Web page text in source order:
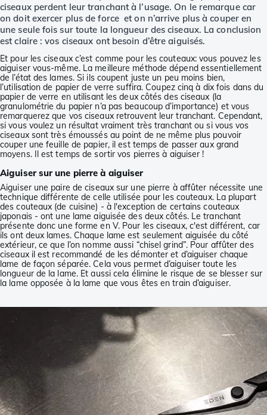
ciseaux perdent leur tranchant à l’usage. On le remarque car
on doit exercer plus de force et on n’arrive plus à couper en
une seule fois sur toute la longueur des ciseaux. La conclusion
est claire : vos ciseaux ont besoin d’être aiguisés.
Et pour les ciseaux c’est comme pour les couteaux: vous pouvez les
aiguiser vous-même. La meilleure méthode dépend essentiellement
de l’état des lames. Si ils coupent juste un peu moins bien,
l’utilisation de papier de verre suffira. Coupez cinq à dix fois dans du
papier de verre en utilisant les deux côtés des ciseaux (la
granulométrie du papier n’a pas beaucoup d’importance) et vous
remarquerez que vos ciseaux retrouvent leur tranchant. Cependant,
si vous voulez un résultat vraiment très tranchant ou si vous vos
ciseaux sont très émoussés au point de ne même plus pouvoir
couper une feuille de papier, il est temps de passer aux grand
moyens. Il est temps de sortir vos pierres à aiguiser !
Aiguiser sur une pierre à aiguiser
Aiguiser une paire de ciseaux sur une pierre à affûter nécessite une
technique différente de celle utilisée pour les couteaux. La plupart
des couteaux (de cuisine) - à l'exception de certains couteaux
japonais - ont une lame aiguisée des deux côtés. Le tranchant
présente donc une forme en V. Pour les ciseaux, c'est différent, car
ils ont deux lames. Chaque lame est seulement aiguisée du côté
extérieur, ce que l’on nomme aussi “chisel grind”. Pour affûter des
ciseaux il est recommandé de les démonter et d’aiguiser chaque
lame de façon séparée. Cela vous permet d’aiguiser toute les
longueur de la lame. Et aussi cela élimine le risque de se blesser sur
la lame opposée à la lame que vous êtes en train d’aiguiser.